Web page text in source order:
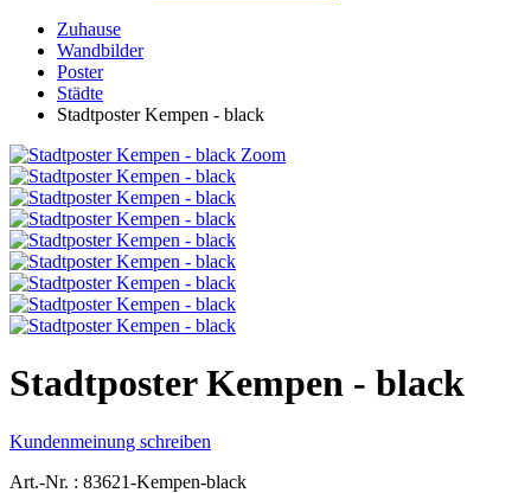
Zuhause
Wandbilder
Poster
Städte
Stadtposter Kempen - black
Zoom
Stadtposter Kempen - black
Kundenmeinung schreiben
Art.-Nr. : 83621-Kempen-black